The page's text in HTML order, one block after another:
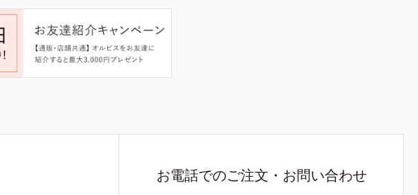
お電話でのご注文・お問い合わせ